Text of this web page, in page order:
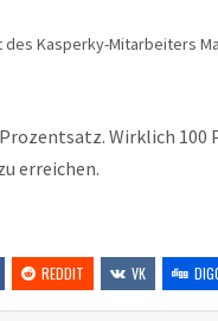
Kasperky-Mitarbeiters
Wirklich
erreichen.
REDDIT VK